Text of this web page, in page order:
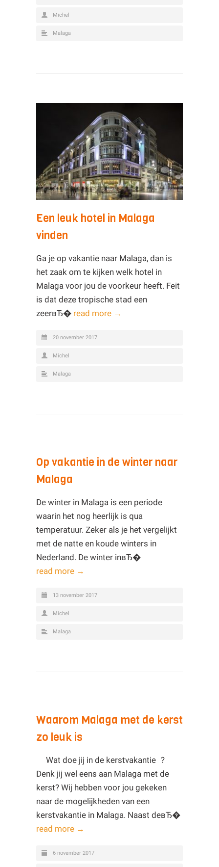
Michel
Malaga
Een leuk hotel in Malaga
vinden
Ga je op vakantie naar Malaga, dan is
het zaak om te kijken welk hotel in
Malaga voor jou de voorkeur heeft. Feit
is dat deze tropische stad een
zeerвЂ� read more →
20 november 2017
Michel
Malaga
Op vakantie in de winter naar
Malaga
De winter in Malaga is een periode
waarin het nog heerlijk is qua
temperatuur. Zeker als je het vergelijkt
met de natte en koude winters in
Nederland. De winter inвЂ�
read more →
13 november 2017
Michel
Malaga
Waarom Malaga met de kerst
zo leuk is
Wat doe jij in de kerstvakantie ?
Denk jij wel eens aan Malaga met de
kerst? Wij hebben voor jou gekeken
naar de mogelijkheden van een
kerstvakantie in Malaga. Naast deвЂ�
read more →
6 november 2017